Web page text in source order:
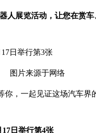
人展览活动，让您在赏
图片来源于网络
，一起见证这场汽车界